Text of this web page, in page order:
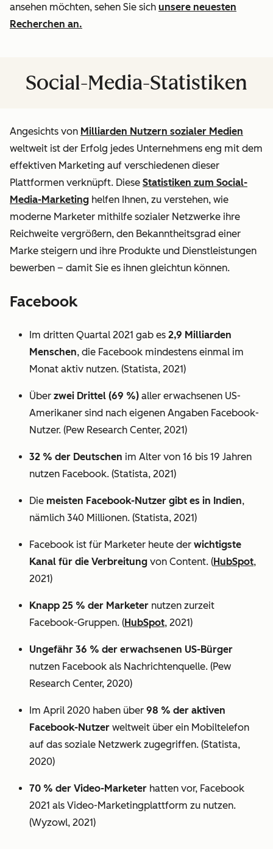
ansehen möchten, sehen Sie sich unsere neuesten
Recherchen an.
Social-Media-Statistiken
Angesichts von Milliarden Nutzern sozialer Medien
weltweit ist der Erfolg jedes Unternehmens eng mit dem
effektiven Marketing auf verschiedenen dieser
Plattformen verknüpft. Diese Statistiken zum Social-
Media-Marketing helfen Ihnen, zu verstehen, wie
moderne Marketer mithilfe sozialer Netzwerke ihre
Reichweite vergrößern, den Bekanntheitsgrad einer
Marke steigern und ihre Produkte und Dienstleistungen
bewerben – damit Sie es ihnen gleichtun können.
Facebook
Im dritten Quartal 2021 gab es 2,9 Milliarden
Menschen, die Facebook mindestens einmal im
Monat aktiv nutzen. (Statista, 2021)
Über zwei Drittel (69 %) aller erwachsenen US-
Amerikaner sind nach eigenen Angaben Facebook-
Nutzer. (Pew Research Center, 2021)
32 % der Deutschen im Alter von 16 bis 19 Jahren
nutzen Facebook. (Statista, 2021)
Die meisten Facebook-Nutzer gibt es in Indien,
nämlich 340 Millionen. (Statista, 2021)
Facebook ist für Marketer heute der wichtigste
Kanal für die Verbreitung von Content. (HubSpot,
2021)
Knapp 25 % der Marketer nutzen zurzeit
Facebook-Gruppen. (HubSpot, 2021)
Ungefähr 36 % der erwachsenen US-Bürger
nutzen Facebook als Nachrichtenquelle. (Pew
Research Center, 2020)
Im April 2020 haben über 98 % der aktiven
Facebook-Nutzer weltweit über ein Mobiltelefon
auf das soziale Netzwerk zugegriffen. (Statista,
2020)
70 % der Video-Marketer hatten vor, Facebook
2021 als Video-Marketingplattform zu nutzen.
(Wyzowl, 2021)